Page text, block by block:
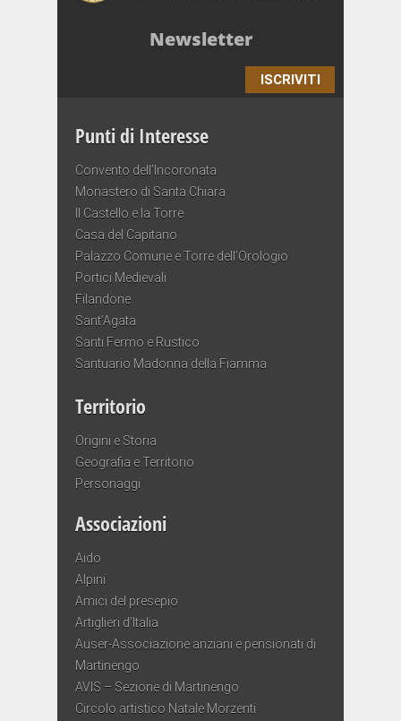
Newsletter
ISCRIVITI
Punti di Interesse
Convento dell’Incoronata
Monastero di Santa Chiara
Il Castello e la Torre
Casa del Capitano
Palazzo Comune e Torre dell’Orologio
Portici Medievali
Filandone
Sant’Agata
Santi Fermo e Rustico
Santuario Madonna della Fiamma
Territorio
Origini e Storia
Geografia e Territorio
Personaggi
Associazioni
Aido
Alpini
Amici del presepio
Artiglieri d’Italia
Auser-Associazione anziani e pensionati di
Martinengo
AVIS – Sezione di Martinengo
Circolo artistico Natale Morzenti